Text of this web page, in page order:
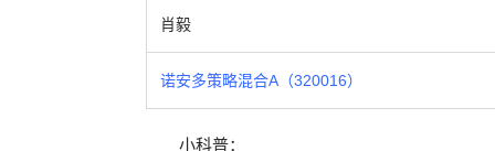
肖毅
诺安多策略混合A（320016）
小科普：